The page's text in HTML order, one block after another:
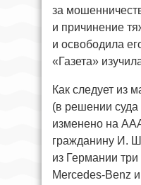
за
и причинение
и освободила
«Газета»
Как следует из
(в решении
изменено на
гражданину И.
из Германии
Mercedes-Benz